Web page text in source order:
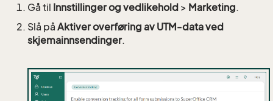
Gå til Innstillinger og vedlikehold > Marketing.
Slå på Aktiver overføring av UTM-data ved
skjemainnsendinger.